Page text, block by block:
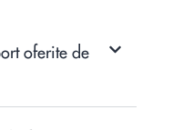
oferite de